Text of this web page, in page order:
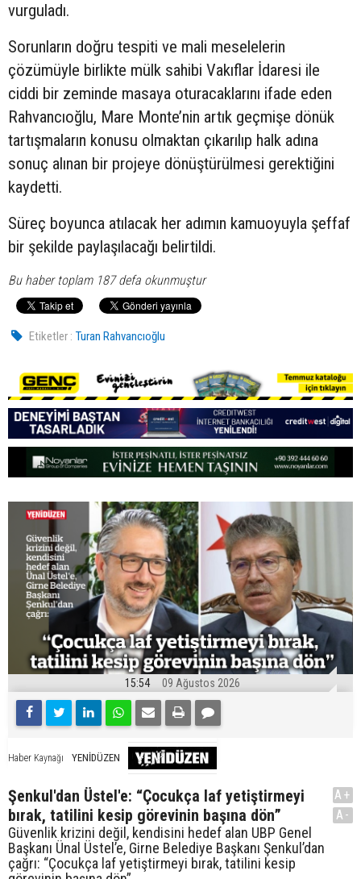
vurguladı.
Sorunların doğru tespiti ve mali meselelerin
çözümüyle birlikte mülk sahibi Vakıflar İdaresi ile
ciddi bir zeminde masaya oturacaklarını ifade eden
Rahvancıoğlu, Mare Monte’nin artık geçmişe dönük
tartışmaların konusu olmaktan çıkarılıp halk adına
sonuç alınan bir projeye dönüştürülmesi gerektiğini
kaydetti.
Süreç boyunca atılacak her adımın kamuoyuyla şeffaf
bir şekilde paylaşılacağı belirtildi.
Bu haber toplam 187 defa okunmuştur
Etiketler : Turan Rahvancıoğlu
15:54 09 Ağustos 2026
Haber Kaynağı YENİDÜZEN
Şenkul'dan Üstel'e: “Çocukça laf yetiştirmeyi
bırak, tatilini kesip görevinin başına dön”
Güvenlik krizini değil, kendisini hedef alan UBP Genel
Başkanı Ünal Üstel’e, Girne Belediye Başkanı Şenkul’dan
çağrı: “Çocukça laf yetiştirmeyi bırak, tatilini kesip
A+
A-